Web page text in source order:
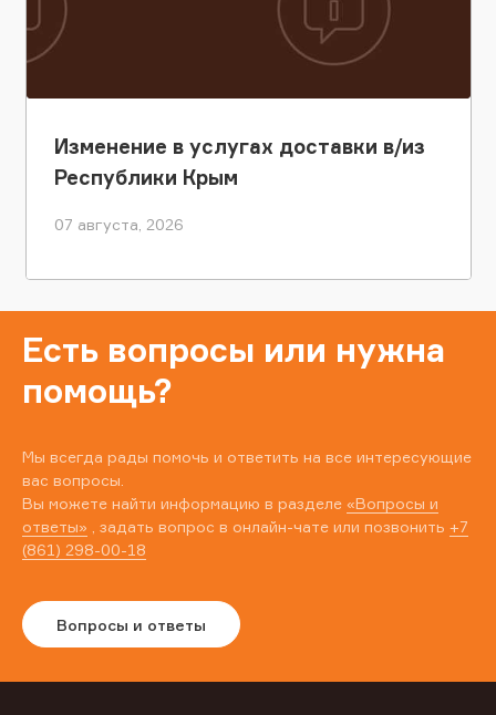
Изменение в услугах доставки в/из
Республики Крым
07 августа, 2026
Есть вопросы или нужна
помощь?
Мы всегда рады помочь и ответить на все интересующие
вас вопросы.
Вы можете найти информацию в разделе «Вопросы и
ответы» , задать вопрос в онлайн-чате или позвонить +7
(861) 298-00-18
Вопросы и ответы